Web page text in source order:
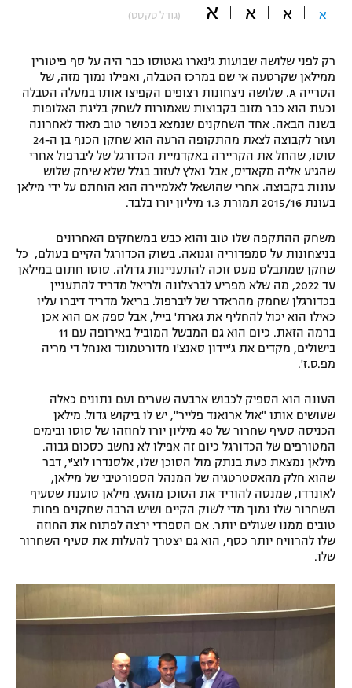
משתתפים וזוכים בפרסים
תקנון משתתפים וזוכים בפרסים
תקנון עבור פעילות אלקטרה
תקנון עבור פעילות ספורט 1 – "מרלן"
טניס
גיימינג E-Sports
תנאי שימוש
תקנון פעילות ספורט 1
רשיון להקרנה פומבית לבית עסק
הצטרפות לחבילת הערוצים
המגזין
ספורט מוטורי
פוטבול אמריקאי NFL
בייסבול MLB
ספורט אתגרי ואקסטרים
אומנויות לחימה
גיימינג E-Sports
א א א א (גודל טקסט)
רק לפני שלושה שבועות ג'נארו גאטוסו כבר היה על סף פיטורין
ממילאן שקרטעה אי שם במרכז הטבלה, ואפילו נמוך מזה, של
הסרייה A. שלושה ניצחונות רצופים הקפיצו אותו במעלה הטבלה
וכעת הוא כבר מזנב בקבוצות שאמורות לשחק בליגת האלופות
בשנה הבאה. אחד השחקנים שנמצא בכושר טוב מאוד לאחרונה
ועזר לקבוצה לצאת מהתקופה הרעה הוא שחקן הכנף בן ה-24
סוסו, שהחל את הקריירה באקדמיית הכדורגל של ליברפול אחרי
שהגיע אליה מקאדיס, אבל נאלץ לעזוב בגלל שלא שיחק שלוש
עונות בקבוצה. אחרי שהושאל לאלמיירה הוא הוחתם על ידי מילאן
בעונת 2015/16 תמורת 1.3 מיליון יורו בלבד.
משחק ההתקפה שלו טוב והוא כבש במשחקים האחרונים
בניצחונות על סמפדוריה וגנואה. בשוק הכדורגל הקיים בעולם, כל
שחקן שמתבלט מעט זוכה להתעניינות גדולה. סוסו חתום במילאן
עד 2022, מה שלא מפריע לברצלונה ולריאל מדריד להתעניין
בכדורגלן שחמק מהראדר של ליברפול. בריאל מדריד דיברו עליו
כאילו הוא יכול להחליף את גארת' בייל, אבל ספק אם הוא אכן
ברמה הזאת. כיום הוא גם המבשל המוביל באירופה עם 11
בישולים, מקדים את ג'יידון סאנצ'ו מדורטמונד ואנחל די מריה
מפ.ס.ז'.
העונה הוא הספיק לכבוש ארבעה שערים ועם נתונים כאלה
שעושים אותו "אול ארואנד פלייר", יש לו ביקוש גדול. מילאן
הכניסה סעיף שחרור של 40 מיליון יורו לחוזהו של סוסו ובימים
המטורפים של הכדורגל כיום זה אפילו לא נחשב כסכום גבוה.
מילאן נמצאת כעת בנתק מול הסוכן שלו, אלסנדרו לוצ'י, דבר
שהוא חלק מהאסטרטגיה של המנהל הספורטיבי של מילאן,
לאונרדו, שמנסה להוריד את הסוכן מהעץ. מילאן טוענת שסעיף
השחרור שלו נמוך מדי לשוק הקיים ושיש הרבה שחקנים פחות
טובים ממנו שעולים יותר. אם הספרדי ירצה לפתוח את החוזה
שלו להרוויח יותר כסף, הוא גם יצטרך להעלות את סעיף השחרור
שלו.